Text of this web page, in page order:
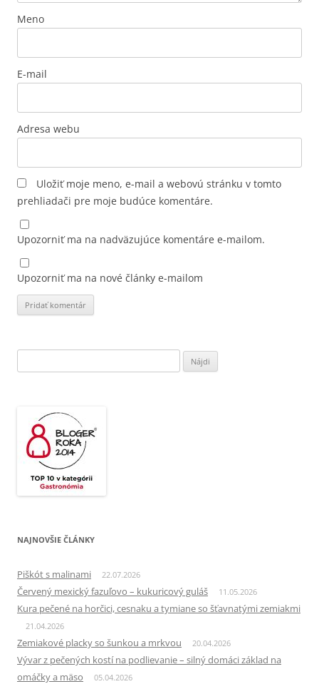
Meno
E-mail
Adresa webu
Uložiť moje meno, e-mail a webovú stránku v tomto
prehliadači pre moje budúce komentáre.
Upozorniť ma na nadväzujúce komentáre e-mailom.
Upozorniť ma na nové články e-mailom
NAJNOVŠIE ČLÁNKY
Piškót s malinami 22.07.2026
Červený mexický fazuľovo – kukuricový guláš 11.05.2026
Kura pečené na horčici, cesnaku a tymiane so šťavnatými zemiakmi
21.04.2026
Zemiakové placky so šunkou a mrkvou 20.04.2026
Vývar z pečených kostí na podlievanie – silný domáci základ na
omáčky a mäso
05.04.2026